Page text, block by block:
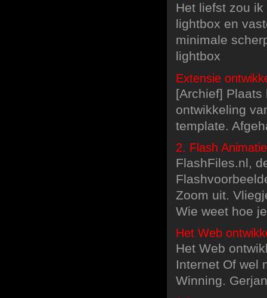
Het liefst zou
lightbox en
minimale
lightbox
Extensie
[Archief]
ontwikkeling
template.
2. Flash
FlashFiles.nl,
Zoom uit.
Wie weet hoe
Het Web
Het Web
Internet Of wel
Winning.